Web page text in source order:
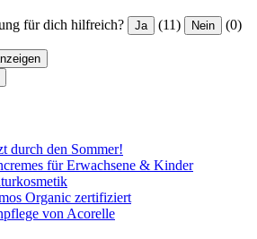
für dich hilfreich? Ja (11) Nein (0)
durch den Sommer!
für Erwachsene & Kinder
Organic zertifiziert
von Acorelle